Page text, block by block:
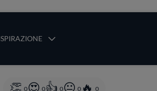
principale
0 0 0 0 0